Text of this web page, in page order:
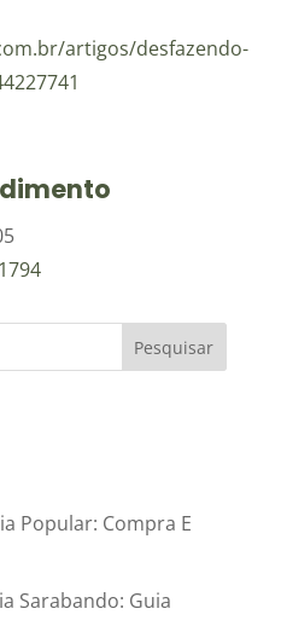
artigos/desfazendo-
Popular: Compra E
Sarabando: Guia